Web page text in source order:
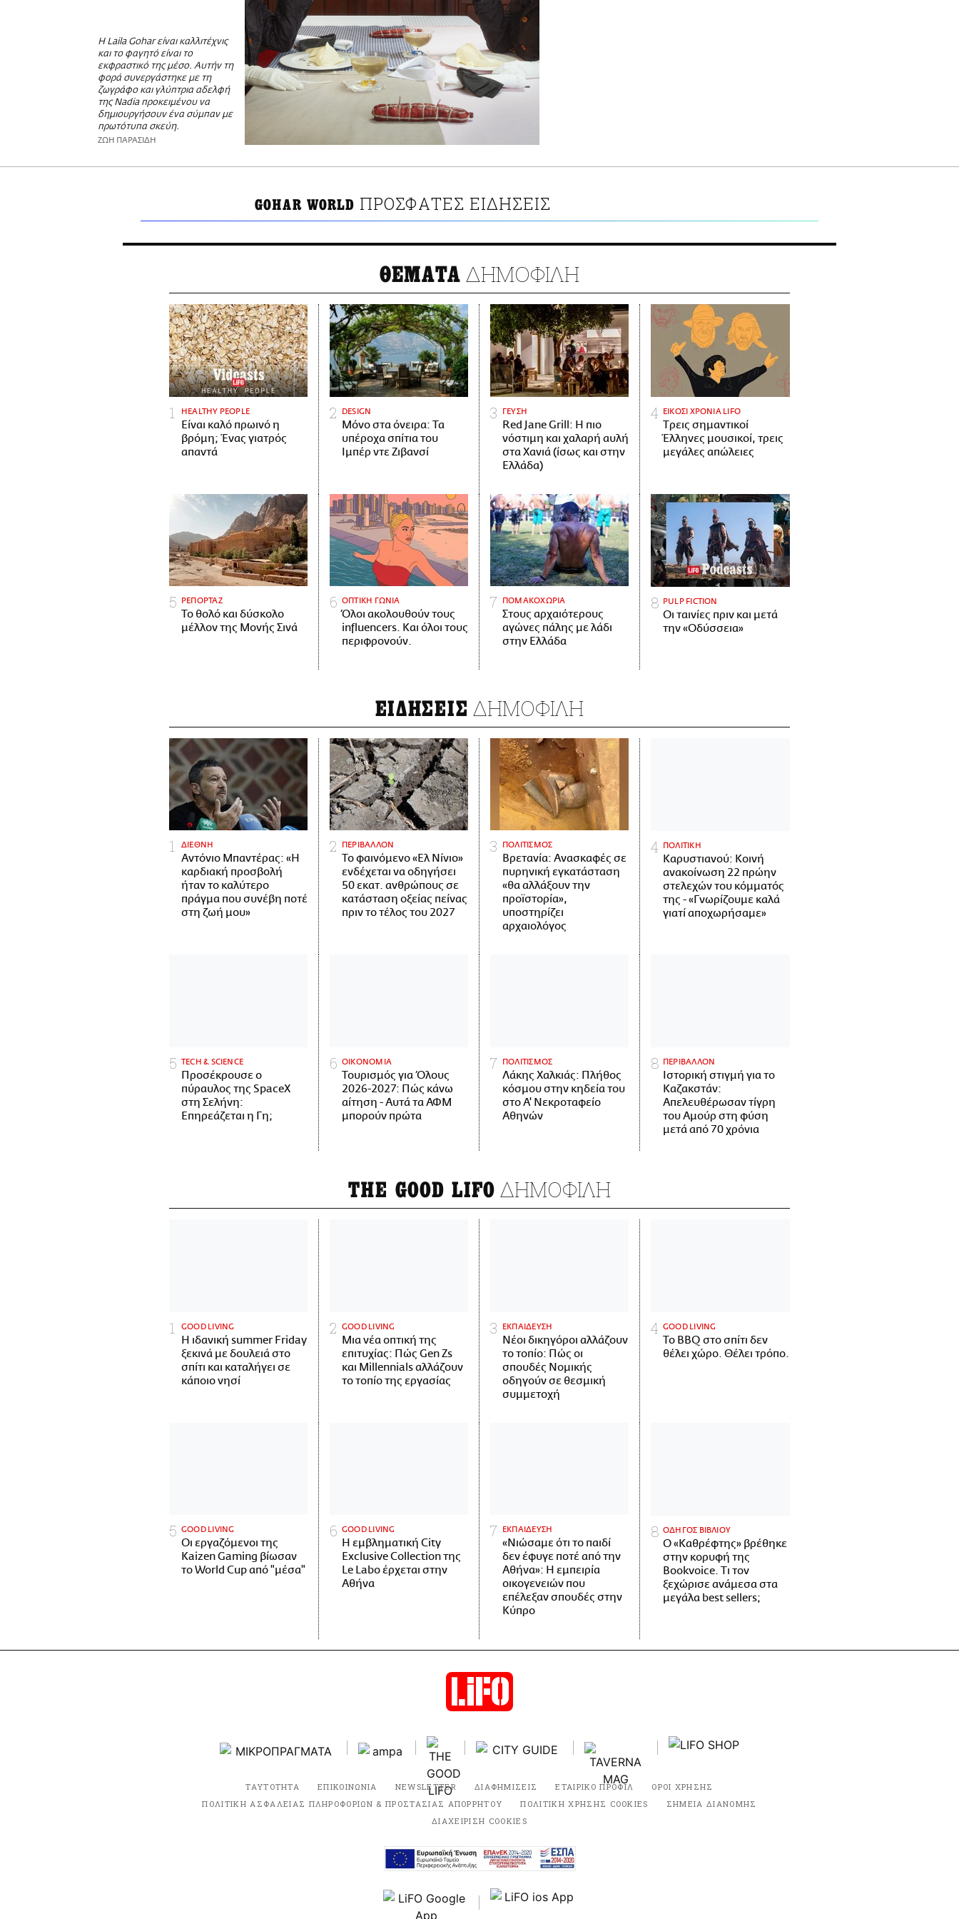
Η Laila Gohar είναι καλλιτέχνις
και το φαγητό είναι το
εκφραστικό της μέσο. Αυτήν τη
φορά συνεργάστηκε με τη
ζωγράφο και γλύπτρια αδελφή
της Nadia προκειμένου να
δημιουργήσουν ένα σύμπαν με
πρωτότυπα σκεύη.
ΖΩΗ ΠΑΡΑΣΙΔΗ
GOHAR WORLD ΠΡΟΣΦΑΤΕΣ ΕΙΔΗΣΕΙΣ
ΘΕΜΑΤΑ ΔΗΜΟΦΙΛΗ
HEALTHY PEOPLE
Είναι καλό πρωινό η
βρόμη; Ένας γιατρός
απαντά
DESIGN
Μόνο στα όνειρα: Τα
υπέροχα σπίτια του
Ιμπέρ ντε Ζιβανσί
ΓΕΥΣΗ
Red Jane Grill: Η πιο
νόστιμη και χαλαρή αυλή
στα Χανιά (ίσως και στην
Ελλάδα)
ΕΙΚΟΣΙ ΧΡΟΝΙΑ LIFO
Tρεις σημαντικοί
Έλληνες μουσικοί, τρεις
μεγάλες απώλειες
ΡΕΠΟΡΤΑΖ
Το θολό και δύσκολο
μέλλον της Μονής Σινά
ΟΠΤΙΚΗ ΓΩΝΙΑ
Όλοι ακολουθούν τους
influencers. Και όλοι τους
περιφρονούν.
ΠΟΜΑΚΟΧΩΡΙΑ
Στους αρχαιότερους
αγώνες πάλης με λάδι
στην Ελλάδα
PULP FICTION
Οι ταινίες πριν και μετά
την «Οδύσσεια»
ΕΙΔΗΣΕΙΣ ΔΗΜΟΦΙΛΗ
ΔΙΕΘΝΗ
Αντόνιο Μπαντέρας: «Η
καρδιακή προσβολή
ήταν το καλύτερο
πράγμα που συνέβη ποτέ
στη ζωή μου»
ΠΕΡΙΒΑΛΛΟΝ
Το φαινόμενο «Ελ Νίνιο»
ενδέχεται να οδηγήσει
50 εκατ. ανθρώπους σε
κατάσταση οξείας πείνας
πριν το τέλος του 2027
ΠΟΛΙΤΙΣΜΟΣ
Βρετανία: Ανασκαφές σε
πυρηνική εγκατάσταση
«θα αλλάξουν την
προϊστορία»,
υποστηρίζει
αρχαιολόγος
ΠΟΛΙΤΙΚΗ
Καρυστιανού: Κοινή
ανακοίνωση 22 πρώην
στελεχών του κόμματός
της - «Γνωρίζουμε καλά
γιατί αποχωρήσαμε»
ΤECH & SCIENCE
Προσέκρουσε ο
πύραυλος της SpaceX
στη Σελήνη:
Επηρεάζεται η Γη;
ΟΙΚΟΝΟΜΙΑ
Τουρισμός για Όλους
2026-2027: Πώς κάνω
αίτηση - Αυτά τα ΑΦΜ
μπορούν πρώτα
ΠΟΛΙΤΙΣΜΟΣ
Λάκης Χαλκιάς: Πλήθος
κόσμου στην κηδεία του
στο Α' Νεκροταφείο
Αθηνών
ΠΕΡΙΒΑΛΛΟΝ
Ιστορική στιγμή για το
Καζακστάν:
Απελευθέρωσαν τίγρη
του Αμούρ στη φύση
μετά από 70 χρόνια
THE GOOD LIFO ΔΗΜΟΦΙΛΗ
GOOD LIVING
Η ιδανική summer Friday
ξεκινά με δουλειά στο
σπίτι και καταλήγει σε
κάποιο νησί
GOOD LIVING
Μια νέα οπτική της
επιτυχίας: Πώς Gen Zs
και Millennials αλλάζουν
το τοπίο της εργασίας
ΕΚΠΑΙΔΕΥΣΗ
Νέοι δικηγόροι αλλάζουν
το τοπίο: Πώς οι
σπουδές Νομικής
οδηγούν σε θεσμική
συμμετοχή
GOOD LIVING
Το BBQ στο σπίτι δεν
θέλει χώρο. Θέλει τρόπο.
GOOD LIVING
Οι εργαζόμενοι της
Kaizen Gaming βίωσαν
το World Cup από "μέσα"
GOOD LIVING
Η εμβληματική City
Exclusive Collection της
Le Labo έρχεται στην
Αθήνα
ΕΚΠΑΙΔΕΥΣΗ
«Νιώσαμε ότι το παιδί
δεν έφυγε ποτέ από την
Αθήνα»: Η εμπειρία
οικογενειών που
επέλεξαν σπουδές στην
Κύπρο
ΟΔΗΓΟΣ ΒΙΒΛΙΟΥ
Ο «Καθρέφτης» βρέθηκε
στην κορυφή της
Bookvoice. Τι τον
ξεχώρισε ανάμεσα στα
μεγάλα best sellers;
ΤΑΥΤΟΤΗΤΑ ΕΠΙΚΟΙΝΩΝΙΑ NEWSLETTER ΔΙΑΦΗΜΙΣΕΙΣ ΕΤΑΙΡΙΚΟ ΠΡΟΦΙΛ
ΟΡΟΙ ΧΡΗΣΗΣ
ΠΟΛΙΤΙΚΗ ΑΣΦΑΛΕΙΑΣ ΠΛΗΡΟΦΟΡΙΩΝ & ΠΡΟΣΤΑΣΙΑΣ ΑΠΟΡΡΗΤΟΥ
ΠΟΛΙΤΙΚΗ ΧΡΗΣΗΣ COOKIES
ΣΗΜΕΙΑ ΔΙΑΝΟΜΗΣ
ΔΙΑΧΕΙΡΙΣΗ COOKIES